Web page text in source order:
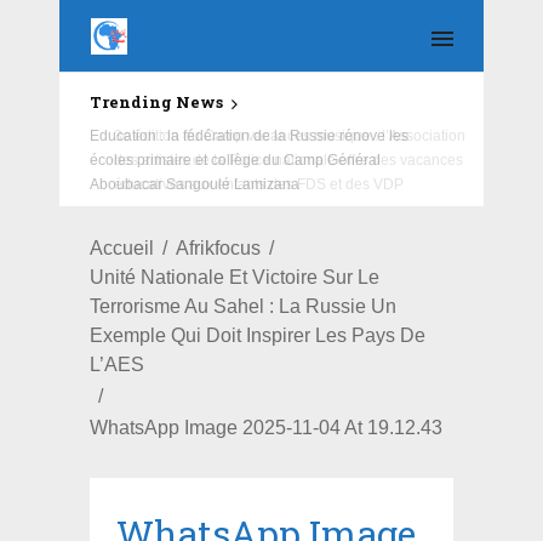
Trending News
Education : la fédération de la Russie rénove les
écoles primaire et collège du Camp Général
Aboubacar Sangoulé Lamizana
Accueil
Afrikfocus
Unité Nationale Et Victoire Sur Le
Terrorisme Au Sahel : La Russie Un
Exemple Qui Doit Inspirer Les Pays De
L’AES
WhatsApp Image 2025-11-04 At 19.12.43